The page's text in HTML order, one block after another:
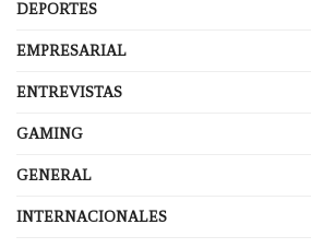
DEPORTES
EMPRESARIAL
ENTREVISTAS
GAMING
GENERAL
INTERNACIONALES